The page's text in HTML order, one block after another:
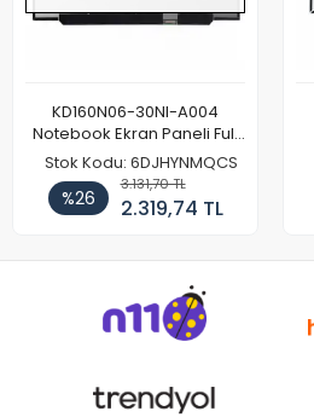
KD160N06-30NI-A004
Notebook Ekran Paneli Full
HD
Stok Kodu: 6DJHYNMQCS
%26
3.131,70 TL
2.319,74 TL